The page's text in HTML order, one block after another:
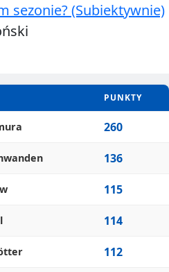
sezonie? (Subiektywnie)
PUNKTY
260
136
115
114
112